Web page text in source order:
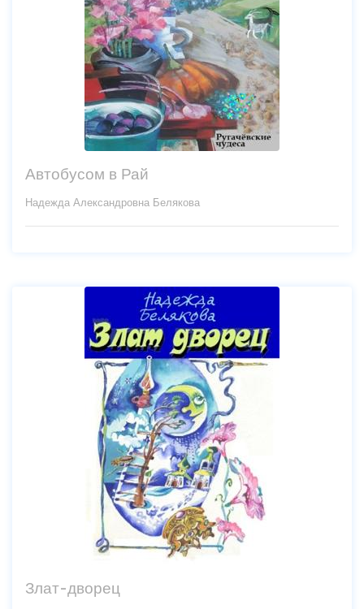
Автобусом в Рай
Надежда Александровна Белякова
Злат-дворец